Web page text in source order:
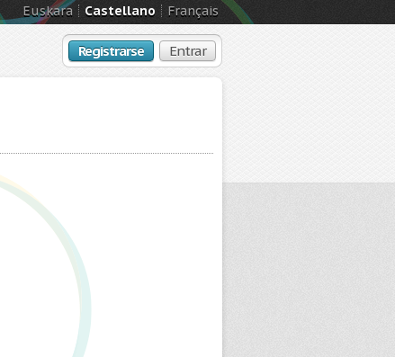
Euskara Castellano Français
Registrarse Entrar